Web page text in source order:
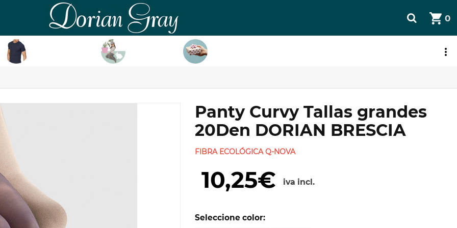
DorianGray
0
Panty Curvy Tallas grandes
20Den DORIAN BRESCIA
FIBRA ECOLÓGICA Q-NOVA
10,25€ iva incl.
Seleccione color: